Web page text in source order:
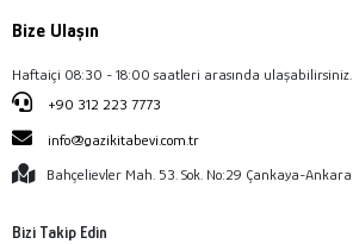
Bize Ulaşın
Haftaiçi 08:30 - 18:00 saatleri arasında ulaşabilirsiniz.
+90 312 223 7773
info@gazikitabevi.com.tr
Bahçelievler Mah. 53. Sok. No:29 Çankaya-Ankara
Bizi Takip Edin